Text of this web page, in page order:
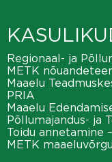
Regionaal- ja
METK
Maaelu
PRIA
Maaelu
Põllumajandus- ja
Toidu annetamine
METK